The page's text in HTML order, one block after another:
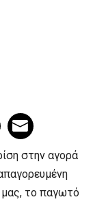
στην αγορά
μας, το παγωτό